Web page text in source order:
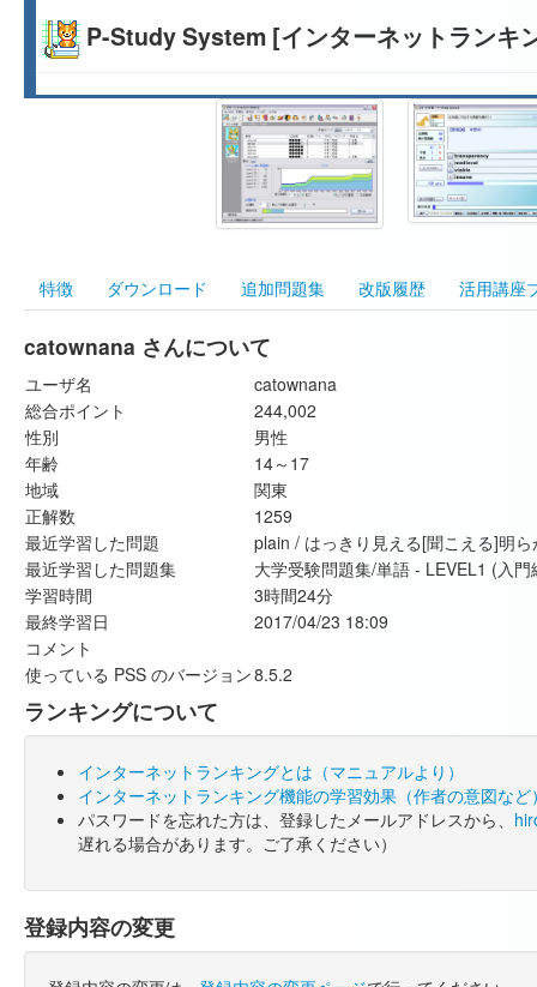
P-Study System [インターネットランキ
特徴 ダウンロード 追加問題集 改版履歴 活用講座
catownana さんについて
ユーザ名
catownana
総合ポイント
244,002
性別
男性
年齢
14～17
地域
関東
正解数
1259
最近学習した問題
plain / はっきり見える[聞こえる]明
最近学習した問題集
大学受験問題集/単語 - LEVEL1 (入門
学習時間
3時間24分
最終学習日
2017/04/23 18:09
コメント
使っている PSS のバージョン8.5.2
ランキングについて
インターネットランキングとは（マニュアルより）
インターネットランキング機能の学習効果（作者の意図など
パスワードを忘れた方は、登録したメールアドレスから、
遅れる場合があります。ご了承ください）
登録内容の変更